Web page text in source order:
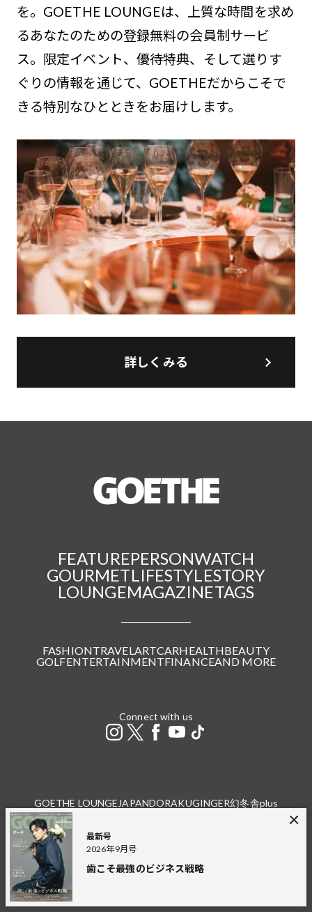
を。GOETHE LOUNGEは、上質な時間を求め
るあなたのための登録無料の会員制サービ
ス。限定イベント、優待特典、そして選りす
ぐりの情報を通じて、GOETHEだからこそで
きる特別なひとときをお届けします。
詳しくみる
最新号
2026年9月号
歯こそ最強のビジネス戦略
FEATUREPERSONWATCH
GOURMETLIFESTYLESTORY
LOUNGEMAGAZINETAGS
FASHIONTRAVELARTCARHEALTHBEAUTY
GOLFENTERTAINMENTFINANCEAND MORE
Connect with us
GOETHE LOUNGE JAPANDORAKUGINGER幻冬舎plus
広告掲載プライバシーポリシー
特定商取引法に基づく表記
お問い合わせ（法人）採用情報